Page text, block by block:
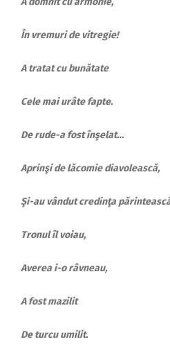
În vremuri de vitregie!
A tratat cu bunătate
Cele mai urâte fapte.
De rude-a fost înşelat…
Aprinşi de lăcomie diavolească,
Şi-au vândut credinţa
Tronul îl voiau,
Averea i-o râvneau,
A fost mazilit
De turcu umilit.